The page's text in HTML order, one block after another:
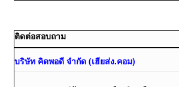
ติดต่อสอบถาม
บริษัท คิดพอดี จำกัด (เฮียส่ง.คอม)